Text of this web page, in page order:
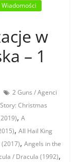
Wiadomości
w
– 1
2 Guns / Agenci
Christmas
,A
,All Hail King
(2017),Angels in the
/ Dracula (1992),